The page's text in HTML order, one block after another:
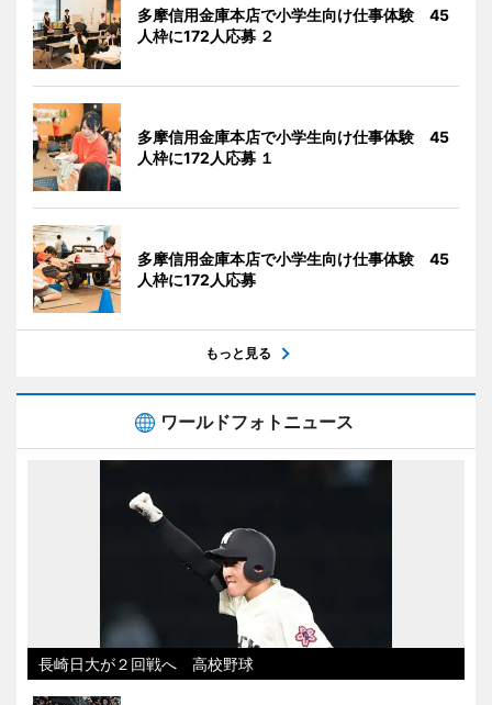
多摩信用金庫本店で小学生向け仕事体験 45
人枠に172人応募 ２
多摩信用金庫本店で小学生向け仕事体験 45
人枠に172人応募 １
多摩信用金庫本店で小学生向け仕事体験 45
人枠に172人応募
もっと見る
ワールドフォトニュース
長崎日大が２回戦へ 高校野球